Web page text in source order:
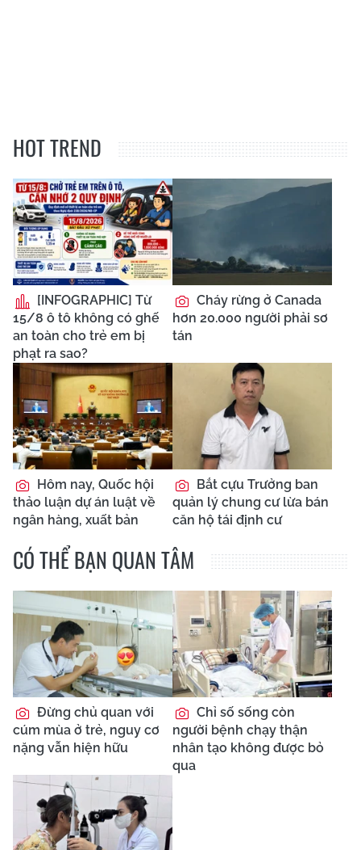
HOT TREND
[INFOGRAPHIC] Từ
15/8 ô tô không có ghế
an toàn cho trẻ em bị
phạt ra sao?
Cháy rừng ở Canada
hơn 20.000 người phải sơ
tán
Hôm nay, Quốc hội
thảo luận dự án luật về
ngân hàng, xuất bản
Bắt cựu Trưởng ban
quản lý chung cư lừa bán
căn hộ tái định cư
CÓ THỂ BẠN QUAN TÂM
Đừng chủ quan với
cúm mùa ở trẻ, nguy cơ
nặng vẫn hiện hữu
Chỉ số sống còn
người bệnh chạy thận
nhân tạo không được bỏ
qua